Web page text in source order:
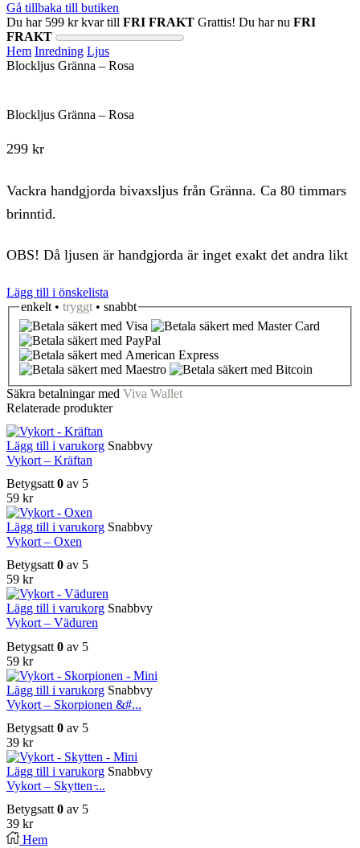
Gå tillbaka till butiken
Du har 599 krkvar till FRI FRAKT Grattis! Du har nu FRI
FRAKT
Hem Inredning Ljus
Blockljus Gränna – Rosa
Blockljus Gränna – Rosa
299 kr
Vackra handgjorda bivaxsljus från Gränna. Ca 80 timmars
brinntid.
OBS! Då ljusen är handgjorda är inget exakt det andra likt
Lägg till i önskelista
enkelt • tryggt • snabbt
Säkra betalningar med Viva Wallet
Relaterade produkter
Lägg till i varukorg Snabbvy
Vykort – Kräftan
Betygsatt 0 av 5
59 kr
Lägg till i varukorg Snabbvy
Vykort – Oxen
Betygsatt0 av 5
59 kr
Lägg till i varukorg Snabbvy
Vykort – Väduren
Betygsatt 0 av 5
59 kr
Lägg till i varukorg Snabbvy
Vykort – Skorpionen &#...
Betygsatt 0 av 5
39 kr
Lägg till i varukorg Snabbvy
Vykort – Skytten ̵...
Betygsatt 0 av 5
39 kr
Hem